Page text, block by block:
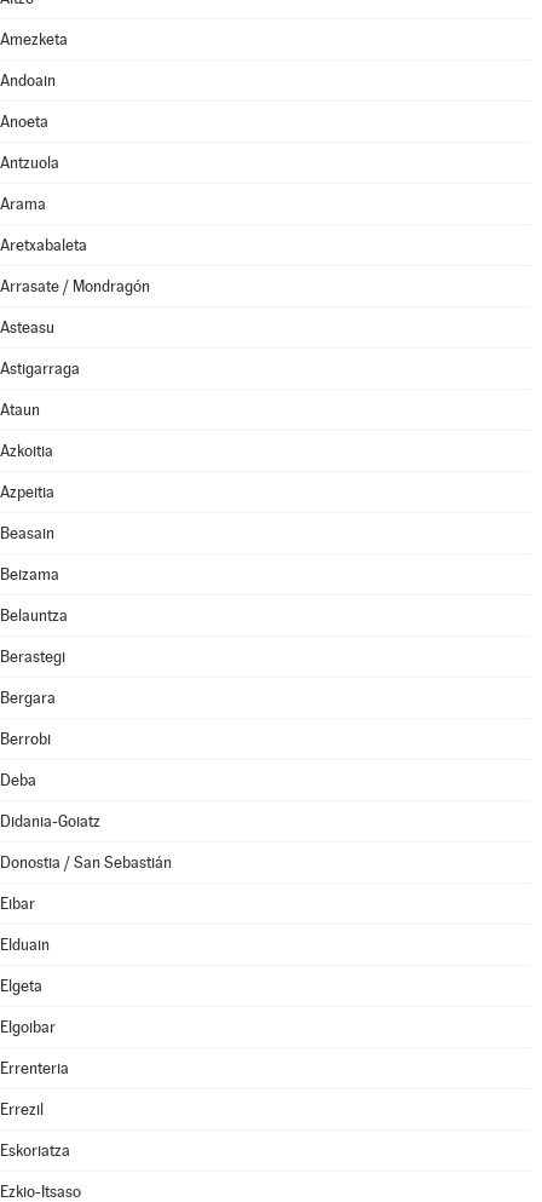
Amezketa
Andoain
Anoeta
Antzuola
Arama
Aretxabaleta
Arrasate / Mondragón
Asteasu
Astigarraga
Ataun
Azkoitia
Azpeitia
Beasain
Beizama
Belauntza
Berastegi
Bergara
Berrobi
Deba
Didania-Goiatz
Donostia / San Sebastián
Eibar
Elduain
Elgeta
Elgoibar
Errenteria
Errezil
Eskoriatza
Ezkio-Itsaso